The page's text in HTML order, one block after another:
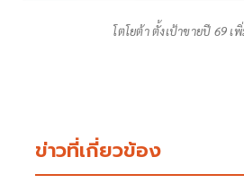
โตโยต้า ตั้งเป้าขายปี 69 เ
ข่าวที่เกี่ยวข้อง